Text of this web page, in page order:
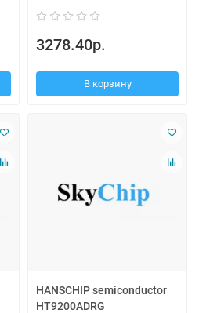
3278.40р.
В корзину
HANSCHIP semiconductor
HT9200ADRG